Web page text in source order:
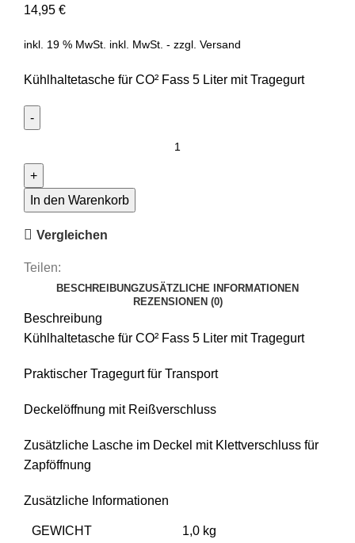
14,95 €
inkl. 19 % MwSt. inkl. MwSt. - zzgl. Versand
Kühlhaltetasche für CO² Fass 5 Liter mit Tragegurt
In den Warenkorb
Vergleichen
Teilen:
BESCHREIBUNGZUSÄTZLICHE INFORMATIONEN
REZENSIONEN (0)
Beschreibung
Kühlhaltetasche für CO² Fass 5 Liter mit Tragegurt
Praktischer Tragegurt für Transport
Deckelöffnung mit Reißverschluss
Zusätzliche Lasche im Deckel mit Klettverschluss für
Zapföffnung
Zusätzliche Informationen
GEWICHT 1,0 kg